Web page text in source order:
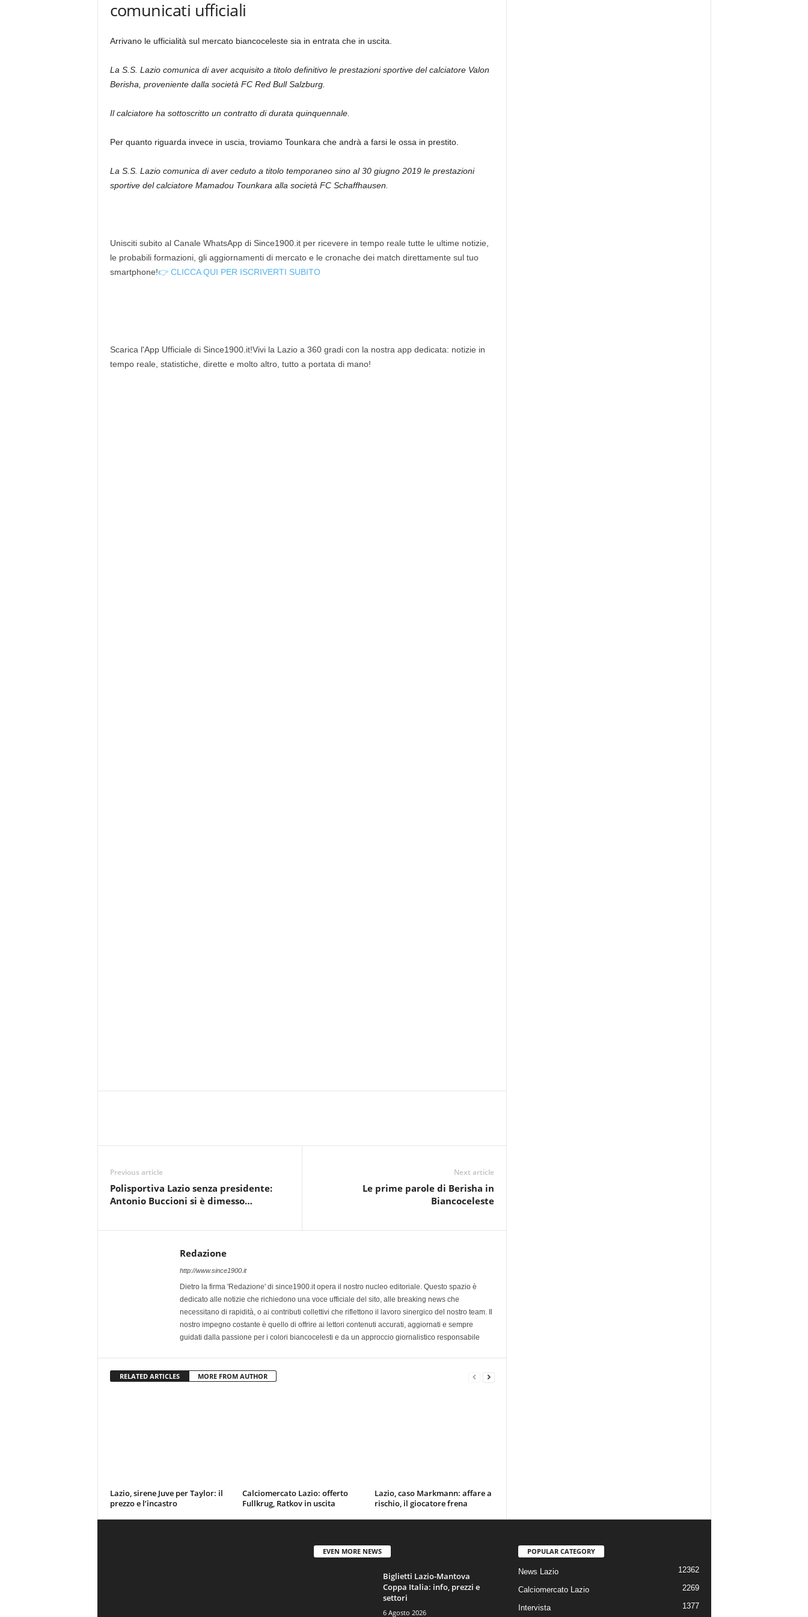
comunicati ufficiali
Arrivano le ufficialità sul mercato biancoceleste sia in entrata che in uscita.
La S.S. Lazio comunica di aver acquisito a titolo definitivo le prestazioni sportive del calciatore Valon
Berisha, proveniente dalla società FC Red Bull Salzburg.
Il calciatore ha sottoscritto un contratto di durata quinquennale.
Per quanto riguarda invece in uscia, troviamo Tounkara che andrà a farsi le ossa in prestito.
La S.S. Lazio comunica di aver ceduto a titolo temporaneo sino al 30 giugno 2019 le prestazioni
sportive del calciatore Mamadou Tounkara alla società FC Schaffhausen.
Unisciti subito al Canale WhatsApp di Since1900.it per ricevere in tempo reale tutte le ultime notizie,
le probabili formazioni, gli aggiornamenti di mercato e le cronache dei match direttamente sul tuo
smartphone!👉 CLICCA QUI PER ISCRIVERTI SUBITO
Scarica l'App Ufficiale di Since1900.it!Vivi la Lazio a 360 gradi con la nostra app dedicata: notizie in
tempo reale, statistiche, dirette e molto altro, tutto a portata di mano!
Previous article
Polisportiva Lazio senza presidente:
Antonio Buccioni si è dimesso…
Next article
Le prime parole di Berisha in
Biancoceleste
Redazione
http://www.since1900.it
Dietro la firma 'Redazione' di since1900.it opera il nostro nucleo editoriale. Questo spazio è
dedicato alle notizie che richiedono una voce ufficiale del sito, alle breaking news che
necessitano di rapidità, o ai contributi collettivi che riflettono il lavoro sinergico del nostro team. Il
nostro impegno costante è quello di offrire ai lettori contenuti accurati, aggiornati e sempre
guidati dalla passione per i colori biancocelesti e da un approccio giornalistico responsabile
RELATED ARTICLES MORE FROM AUTHOR
Lazio, sirene Juve per Taylor: il
prezzo e l’incastro
Calciomercato Lazio: offerto
Fullkrug, Ratkov in uscita
Lazio, caso Markmann: affare a
rischio, il giocatore frena
EVEN MORE NEWS
Biglietti Lazio-Mantova
Coppa Italia: info, prezzi e
settori
6 Agosto 2026
POPULAR CATEGORY
News Lazio 12362
Calciomercato Lazio 2269
Intervista 1377